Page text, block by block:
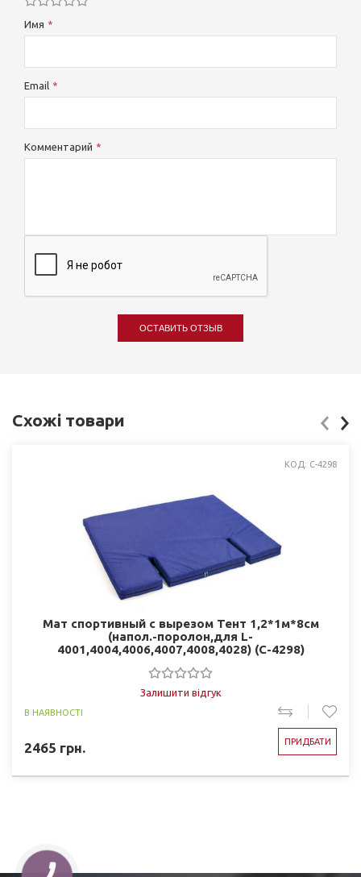
Имя
Email
Комментарий
ОСТАВИТЬ ОТЗЫВ
Схожі товари
КОД: C-4298
Мат спортивный с вырезом Тент 1,2*1м*8см
(напол.-поролон,для L-
4001,4004,4006,4007,4008,4028) (C-4298)
Залишити відгук
В НАЯВНОСТІ
2465 грн. ПРИДБАТИ